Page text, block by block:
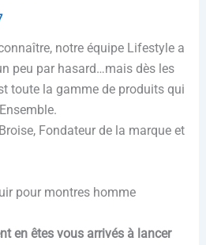
notre équipe Lifestyle a
peu par hasard…mais dès les
toute la gamme de produits qui
Fondateur de la marque et
en êtes vous arrivés à lancer